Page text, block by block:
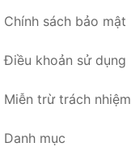
Chính sách bảo mật
Điều khoản sử dụng
Miễn trừ trách nhiệm
Danh mục